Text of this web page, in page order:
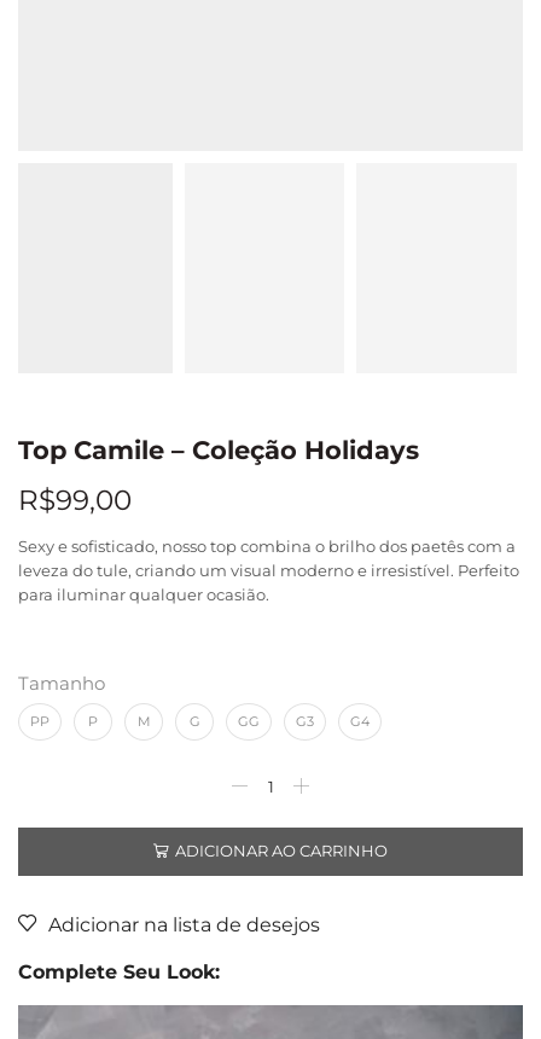
Top Camile – Coleção Holidays
R$99,00
Sexy e sofisticado, nosso top combina o brilho dos paetês com a
leveza do tule, criando um visual moderno e irresistível. Perfeito
para iluminar qualquer ocasião.
Tamanho
PP P M G GG G3 G4
ADICIONAR AO CARRINHO
Adicionar na lista de desejos
Complete Seu Look: